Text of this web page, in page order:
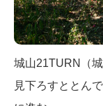
城山21TURN（
見下ろすととん